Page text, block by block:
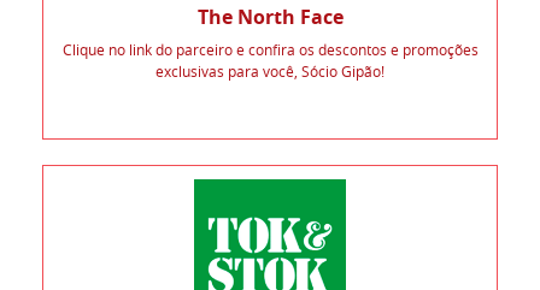
The North Face
Clique no link do parceiro e confira os descontos e promoções
exclusivas para você, Sócio Gipão!